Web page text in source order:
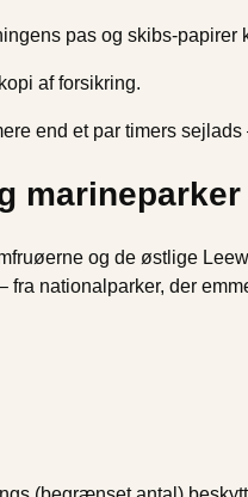
pas og skibs-papirer
af forsikring.
end et par timers
marineparker
og de østlige
nationalparker, der